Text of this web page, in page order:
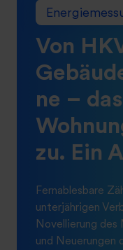
Von
ne –
zu. Ein
Fernablesbare
unterjährigen
Novellierung
und Neuerungen